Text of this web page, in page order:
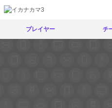
プレイヤー チ